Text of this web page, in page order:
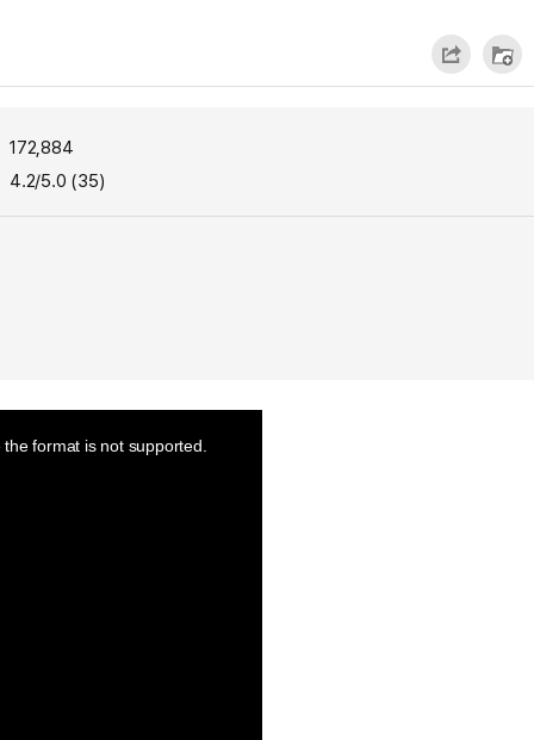
172,884
4.2/5.0 (35)
format is not supported.